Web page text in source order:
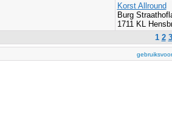
Korst Allround
Burg
1711 KL
1 2 3